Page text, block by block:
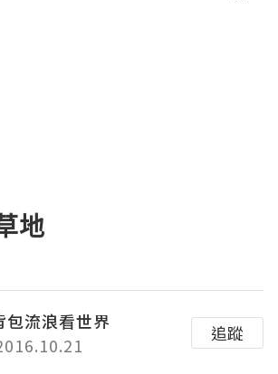
地
包流浪看世界
追蹤